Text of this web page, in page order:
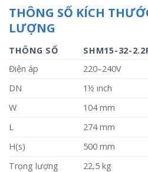
THÔNG SỐ KÍCH
LƯỢNG
THÔNG SỐ SHM15-32-
Điện áp
220–240V
DN
1½ inch
W
104 mm
L
274 mm
H(s)
500 mm
Trọng lượng
22,5 kg